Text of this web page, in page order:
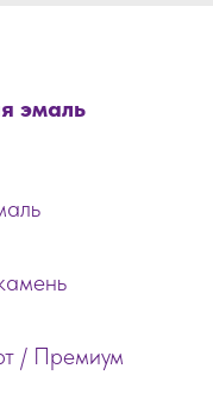
эмаль
/ Премиум